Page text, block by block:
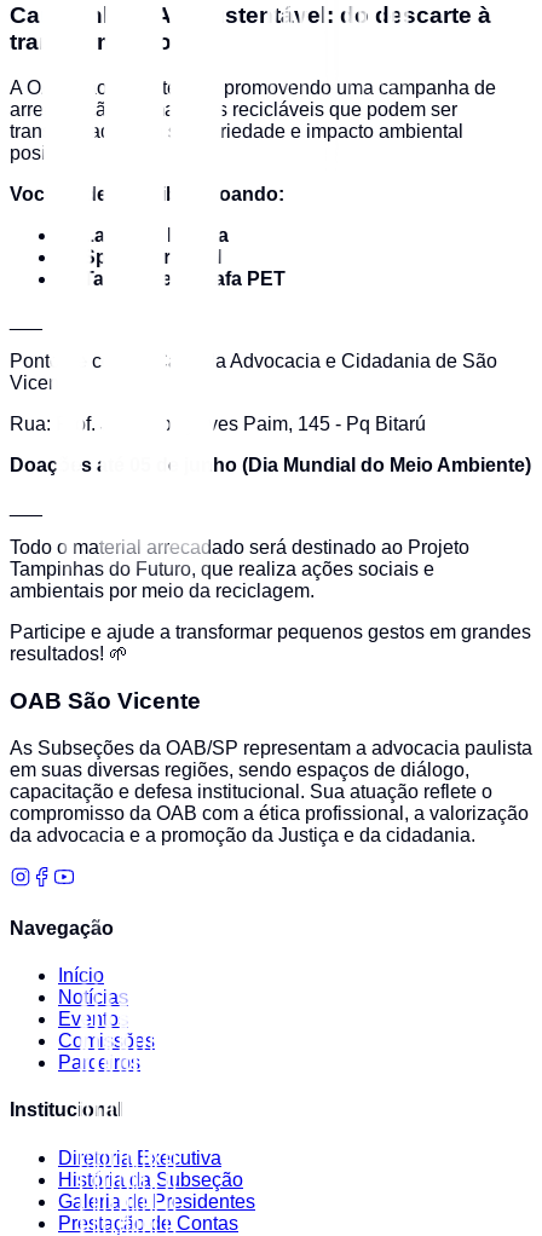
Campanha OAB Sustentável: do descarte à
transformação ♻
A OAB São Vicente está promovendo uma campanha de
arrecadação de materiais recicláveis que podem ser
transformados em solidariedade e impacto ambiental
positivo.
Você pode contribuir doando:
🔹 Lacre de latinha
🔹 Spray aerossol
🔹 Tampa de garrafa PET
Ponto de coleta: Casa da Advocacia e Cidadania de São
Vicente
Rua: Prof. José Gonçalves Paim, 145 - Pq Bitarú
Doações até 05 de junho (Dia Mundial do Meio Ambiente)
Todo o material arrecadado será destinado ao Projeto
Tampinhas do Futuro, que realiza ações sociais e
ambientais por meio da reciclagem.
Participe e ajude a transformar pequenos gestos em grandes
resultados! 🌱
OAB São Vicente
As Subseções da OAB/SP representam a advocacia paulista
em suas diversas regiões, sendo espaços de diálogo,
capacitação e defesa institucional. Sua atuação reflete o
compromisso da OAB com a ética profissional, a valorização
da advocacia e a promoção da Justiça e da cidadania.
Navegação
Início
Notícias
Eventos
Comissões
Parceiros
Institucional
Diretoria Executiva
História da Subseção
Galeria de Presidentes
Prestação de Contas